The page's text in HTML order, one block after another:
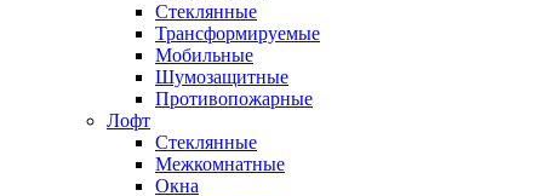
Стеклянные
Трансформируемые
Мобильные
Шумозащитные
Противопожарные
Лофт
Стеклянные
Межкомнатные
Окна